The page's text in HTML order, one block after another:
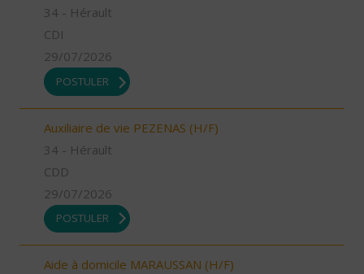
34 - Hérault
CDI
29/07/2026
POSTULER
Auxiliaire de vie PEZENAS (H/F)
34 - Hérault
CDD
29/07/2026
POSTULER
Aide à domicile MARAUSSAN (H/F)